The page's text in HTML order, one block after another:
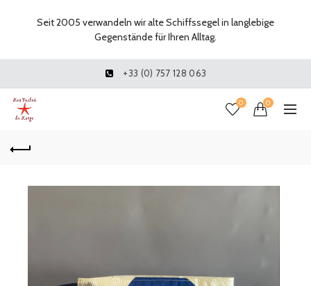
+33 (0) 757 128 063
0 0
Seit 2005 verwandeln wir alte Schiffssegel in langlebige
Gegenstände für Ihren Alltag.